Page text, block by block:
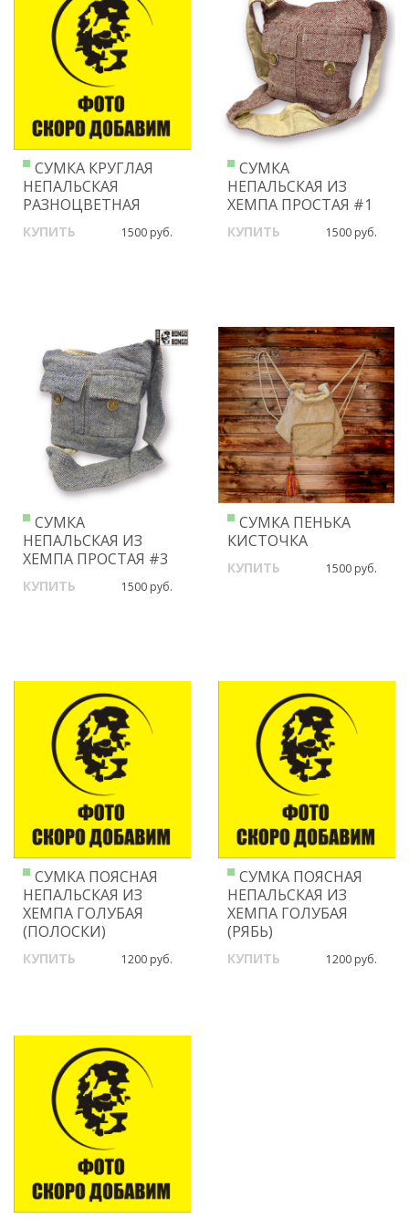
СУМКА КРУГЛАЯ
НЕПАЛЬСКАЯ
РАЗНОЦВЕТНАЯ
КУПИТЬ 1500 руб.
СУМКА
НЕПАЛЬСКАЯ ИЗ
ХЕМПА ПРОСТАЯ #1
КУПИТЬ 1500 руб.
СУМКА
НЕПАЛЬСКАЯ ИЗ
ХЕМПА ПРОСТАЯ #3
КУПИТЬ 1500 руб.
СУМКА ПЕНЬКА
КИСТОЧКА
КУПИТЬ 1500 руб.
СУМКА ПОЯСНАЯ
НЕПАЛЬСКАЯ ИЗ
ХЕМПА ГОЛУБАЯ
(ПОЛОСКИ)
КУПИТЬ 1200 руб.
СУМКА ПОЯСНАЯ
НЕПАЛЬСКАЯ ИЗ
ХЕМПА ГОЛУБАЯ
(РЯБЬ)
КУПИТЬ 1200 руб.